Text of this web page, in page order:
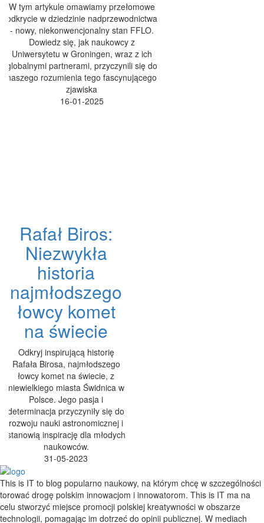
W tym artykule omawiamy przełomowe
odkrycie w dziedzinie nadprzewodnictwa
- nowy, niekonwencjonalny stan FFLO.
Dowiedz się, jak naukowcy z
Uniwersytetu w Groningen, wraz z ich
globalnymi partnerami, przyczynili się do
naszego rozumienia tego fascynującego
zjawiska
16-01-2025
Rafał Biros:
Niezwykła
historia
najmłodszego
łowcy komet
na świecie
Odkryj inspirującą historię
Rafała Birosa, najmłodszego
łowcy komet na świecie, z
niewielkiego miasta Świdnica w
Polsce. Jego pasja i
determinacja przyczyniły się do
rozwoju nauki astronomicznej i
stanowią inspirację dla młodych
naukowców.
31-05-2023
This is IT to blog popularno naukowy, na którym chcę w szczególności
torować drogę polskim innowacjom i innowatorom. This is IT ma na
celu stworzyć miejsce promocji polskiej kreatywności w obszarze
technologii, pomagając im dotrzeć do opinii publicznej. W mediach